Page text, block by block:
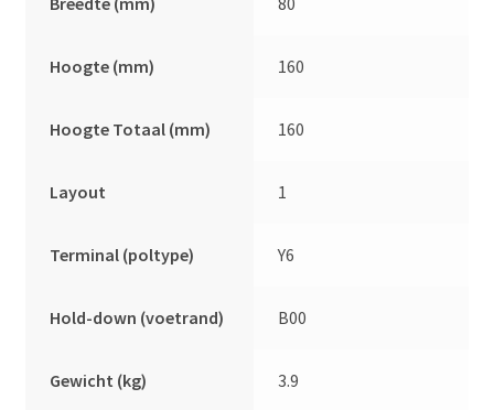
Hoogte (mm) 160
Hoogte Totaal (mm) 160
Layout 1
Terminal (poltype) Y6
Hold-down (voetrand) B00
Gewicht (kg) 3.9